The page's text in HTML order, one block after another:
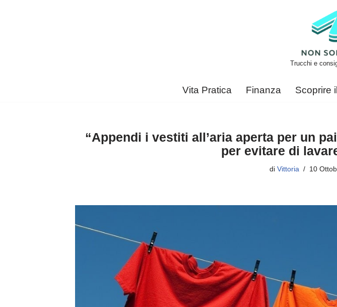
Trucchi e
Vita Pratica Finanza Scoprire
“Appendi i vestiti all’aria aperta per un
per evitare di
di Vittoria 10